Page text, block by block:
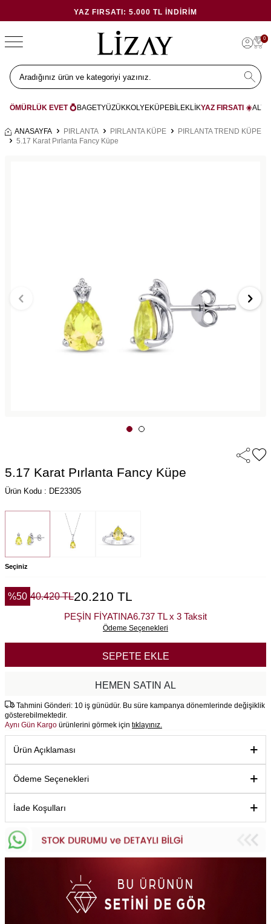
YAZ FIRSATI: 5.000 TL İNDIRIM
0
ÖMÜRLÜK EVET 💍 BAGETYÜZÜKKOLYEKÜPEBİLEKLİKYAZ FIRSATI ☀️
ANASAYFA PIRLANTA PIRLANTA KÜPE
PIRLANTA TREND KÜPE
5.17 Karat Pırlanta Fancy Küpe
5.17 Karat Pırlanta Fancy Küpe
Ürün Kodu : DE23305
Seçiniz
%50 40.420TL20.210 TL
PEŞİN FİYATINA6.737 TL x 3 Taksit
Ödeme Seçenekleri
SEPETE EKLE
HEMEN SATIN AL
Tahmini Gönderi: 10 iş günüdür. Bu süre kampanya dönemlerinde değişiklik
gösterebilmektedir.
Aynı Gün Kargo ürünlerini görmek için tıklayınız.
Ürün Açıklaması
Ödeme Seçenekleri
İade Koşulları